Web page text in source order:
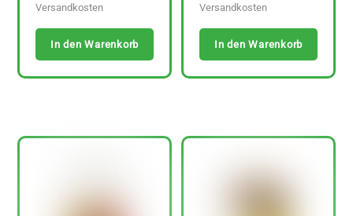
Versandkosten
In den Warenkorb
Versandkosten
In den Warenkorb